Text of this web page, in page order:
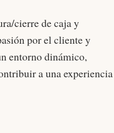
cierre de caja y
por el cliente y
entorno dinámico,
a una experiencia